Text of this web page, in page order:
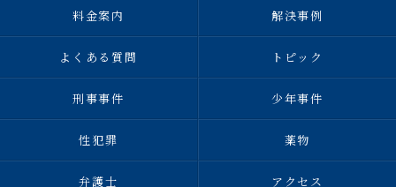
料金案内 解決事例
よくある質問 トピック
刑事事件 少年事件
性犯罪 薬物
弁護士 アクセス